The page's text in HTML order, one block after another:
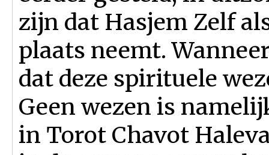
zijn dat Hasjem Zelf
plaats neemt.
dat deze spirituele
Geen wezen is
in Torot Chavot